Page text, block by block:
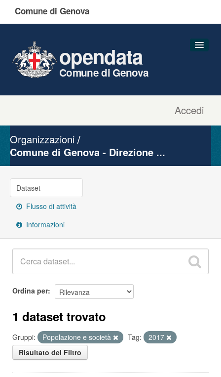
Comune di Genova
Accedi
opendata
Comune di Genova
Gruppi
Organizzazioni
Comune di Genova - Direzione ...
Dataset
Flusso di attività
Informazioni
Ordina per
1 dataset trovato
Gruppi: Popolazione e società Tag:
2017
Risultato del Filtro